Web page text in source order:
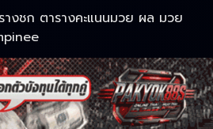
งชก ตารางคะแนนมวย ผล มวย